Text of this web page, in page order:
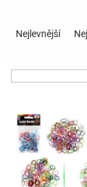
a
zábava
Nejlevnější